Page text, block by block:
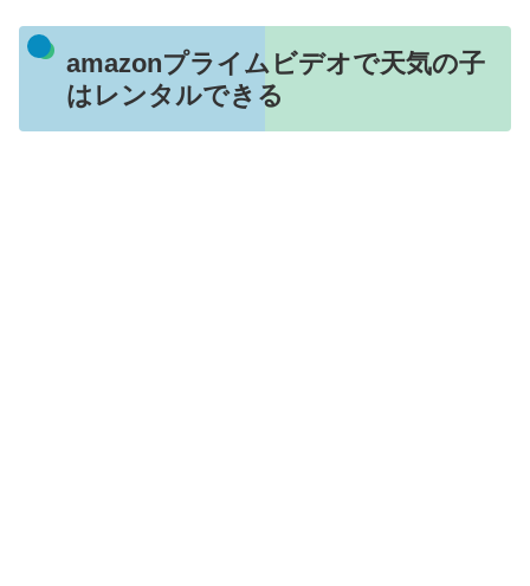
amazonプライムビデオで天気の子
はレンタルできる